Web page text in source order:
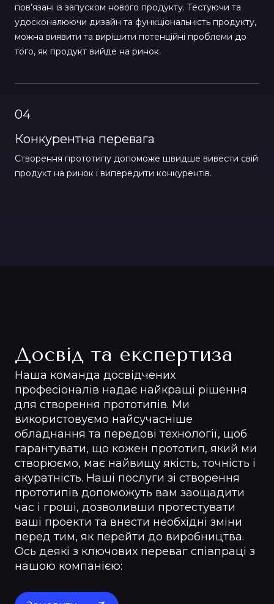
пов’язані із запуском нового продукту. Тестуючи та
удосконалюючи дизайн та функціональність продукту,
можна виявити та вирішити потенційні проблеми до
того, як продукт вийде на ринок.
04
Конкурентна перевага
Створення прототипу допоможе швидше вивести свій
продукт на ринок і випередити конкурентів.
Досвід та експертиза
Наша команда досвідчених
професіоналів надає найкращі рішення
для створення прототипів. Ми
використовуємо найсучасніше
обладнання та передові технології, щоб
гарантувати, що кожен прототип, який ми
створюємо, має найвищу якість, точність і
акуратність. Наші послуги зі створення
прототипів допоможуть вам заощадити
час і гроші, дозволивши протестувати
ваші проекти та внести необхідні зміни
перед тим, як перейти до виробництва.
Ось деякі з ключових переваг співпраці з
нашою компанією: